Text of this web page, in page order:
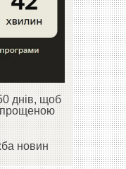
днів, щоб
новин